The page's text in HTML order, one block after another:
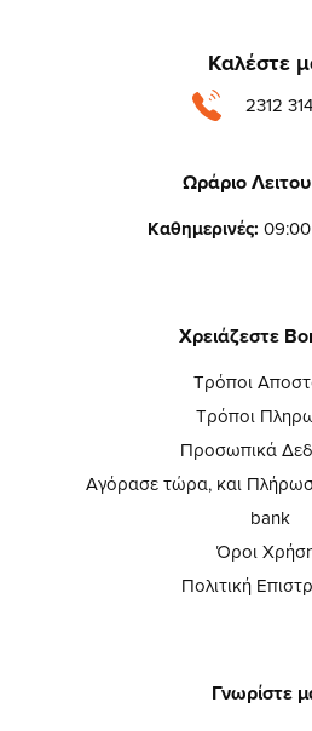
Καλέστε
2312
Ωράριο
Καθημερινές:
Χρειάζεστε
Τρόποι
Τρόποι
Προσωπικά
Αγόρασε τώρα, και
bank
Όροι
Πολιτική
Γνωρίστε